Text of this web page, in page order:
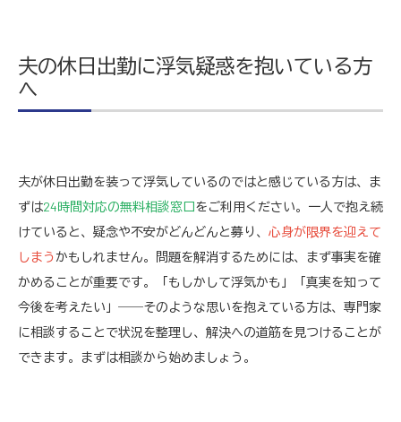
夫の休日出勤に浮気疑惑を抱いている方
へ
夫が休日出勤を装って浮気しているのではと感じている方は、ま
ずは24時間対応の無料相談窓口をご利用ください。一人で抱え続
けていると、疑念や不安がどんどんと募り、 心身が限界を迎えて
しまうかもしれません。問題を解消するためには、まず事実を確
かめることが重要です。「もしかして浮気かも」「真実を知って
今後を考えたい」――そのような思いを抱えている方は、専門家
に相談することで状況を整理し、解決への道筋を見つけることが
できます。まずは相談から始めましょう。